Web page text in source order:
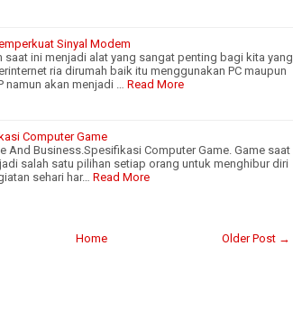
Sinyal Modem
saat ini menjadi alat yang sangat penting bagi kita yang
ria dirumah baik itu menggunakan PC maupun
namun akan menjadi … Read More
Computer Game
And Business.Spesifikasi Computer Game. Game saat
salah satu pilihan setiap orang untuk menghibur diri
sehari har… Read More
Older Post →
Home